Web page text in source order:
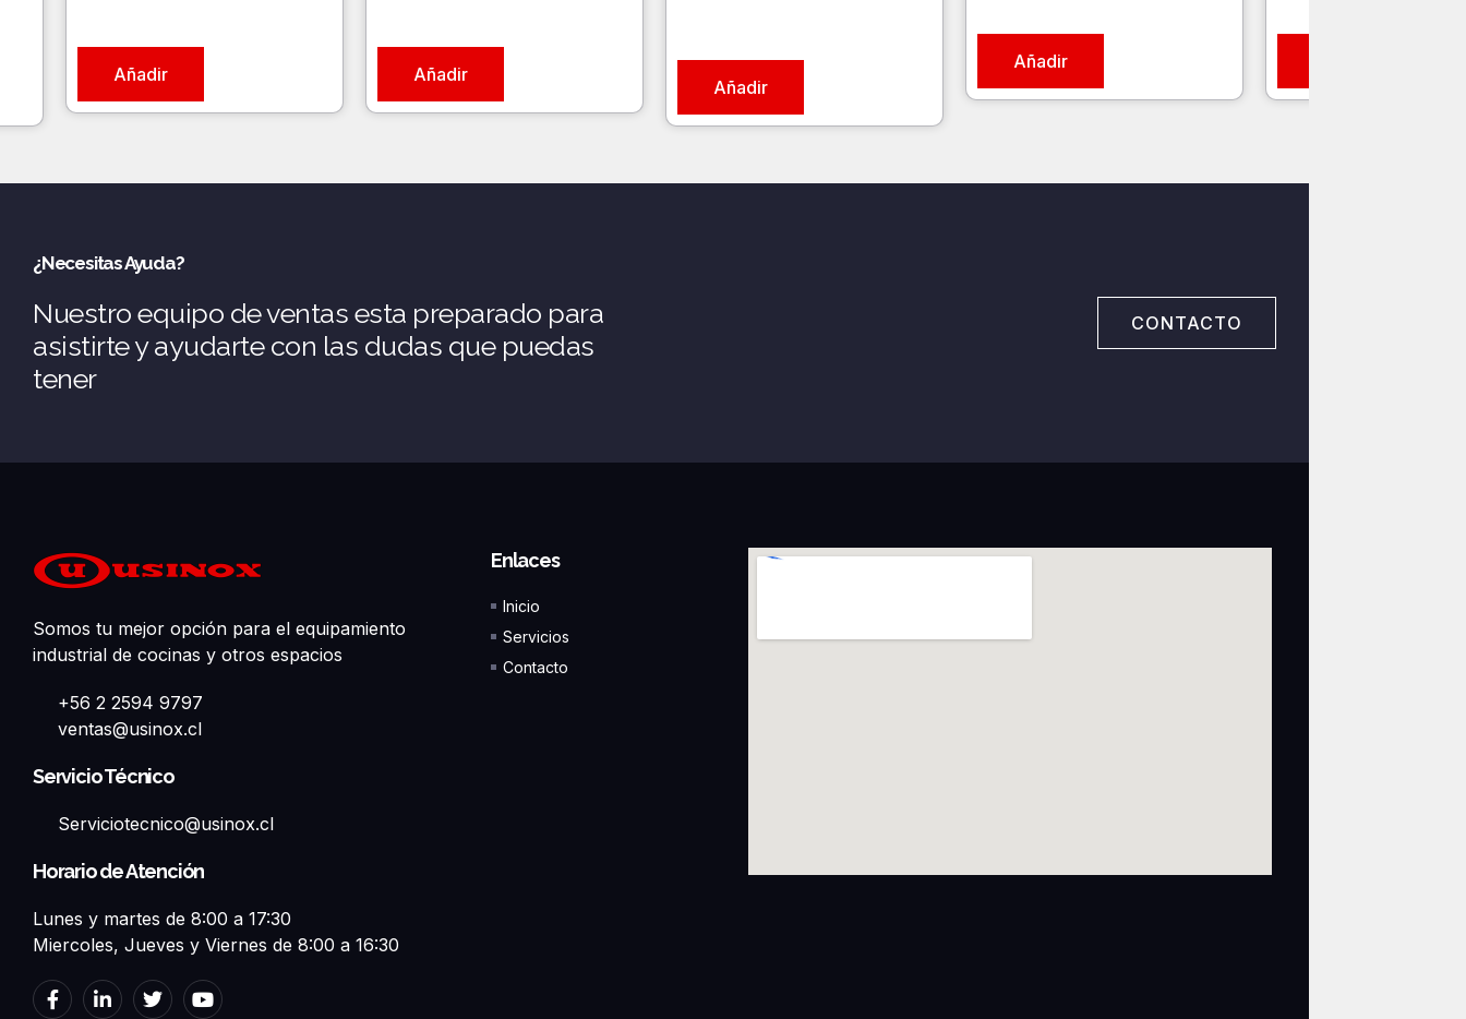
Añadir Añadir
Añadir
Añadir
¿Necesitas Ayuda?
Nuestro equipo de ventas esta preparado para
asistirte y ayudarte con las dudas que puedas
tener
CONTACTO
Somos tu mejor opción para el equipamiento
industrial de cocinas y otros espacios
+56 2 2594 9797
ventas@usinox.cl
Servicio Técnico
Serviciotecnico@usinox.cl
Horario de Atención
Lunes y martes de 8:00 a 17:30
Miercoles, Jueves y Viernes de 8:00 a 16:30
F
a
L
i
T
w
Y
o
Enlaces
Inicio
Servicios
Contacto